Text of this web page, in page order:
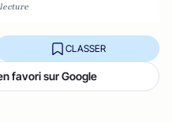
CLASSER
favori sur Google